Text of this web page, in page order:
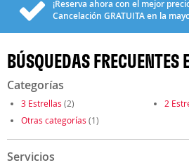
¡Reserva ahora con el mejor
Cancelación GRATUITAen la
BÚSQUEDAS FRECUENTES
Categorías
3 Estrellas (2) 2
Otras categorías (1)
Servicios